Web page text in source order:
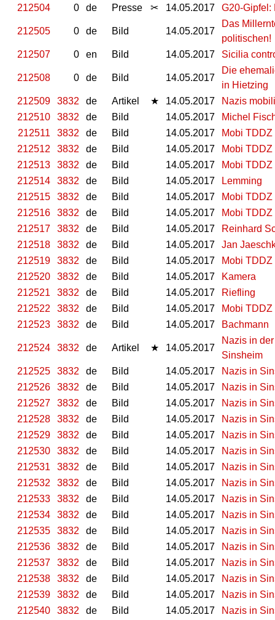
212504 0 de Presse ✂ 14.05.2017 G20-Gipfel:
212505 0 de Bild 14.05.2017
Das
politischen!
212507
0 en Bild 14.05.2017 Sicilia
212508 0 de Bild 14.05.2017
Die
in Hietzing
212509
3832 de Artikel ★ 14.05.2017
Nazis
212510
3832 de Bild 14.05.2017
Michel
212511
3832 de Bild 14.05.2017
Mobi TDDZ
212512
3832 de Bild 14.05.2017
Mobi TDDZ
212513
3832 de Bild 14.05.2017
Mobi TDDZ
212514
3832 de Bild 14.05.2017
Lemming
212515
3832 de Bild 14.05.2017
Mobi TDDZ
212516
3832 de Bild 14.05.2017
Mobi TDDZ
212517
3832 de Bild 14.05.2017
Reinhard
212518
3832 de Bild 14.05.2017
Jan
212519
3832 de Bild 14.05.2017
Mobi TDDZ
212520
3832 de Bild 14.05.2017
Kamera
212521
3832 de Bild 14.05.2017
Riefling
212522
3832 de Bild 14.05.2017
Mobi TDDZ
212523
3832 de Bild 14.05.2017 Bachmann
212524 3832 de Artikel ★ 14.05.2017
Nazis in
Sinsheim
212525
3832 de Bild 14.05.2017
Nazis in
212526
3832 de Bild 14.05.2017
Nazis in
212527
3832 de Bild 14.05.2017
Nazis in
212528
3832 de Bild 14.05.2017
Nazis in
212529
3832 de Bild 14.05.2017
Nazis in
212530
3832 de Bild 14.05.2017
Nazis in
212531
3832 de Bild 14.05.2017
Nazis in
212532
3832 de Bild 14.05.2017
Nazis in
212533
3832 de Bild 14.05.2017
Nazis in
212534
3832 de Bild 14.05.2017
Nazis in
212535
3832 de Bild 14.05.2017
Nazis in
212536
3832 de Bild 14.05.2017
Nazis in
212537
3832 de Bild 14.05.2017
Nazis in
212538
3832 de Bild 14.05.2017
Nazis in
212539
3832 de Bild 14.05.2017
Nazis in
212540
3832 de Bild 14.05.2017
Nazis in